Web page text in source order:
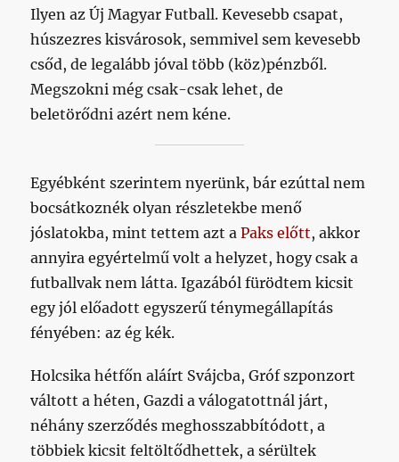
Ilyen az Új Magyar Futball. Kevesebb csapat,
húszezres kisvárosok, semmivel sem kevesebb
csőd, de legalább jóval több (köz)pénzből.
Megszokni még csak-csak lehet, de
beletörődni azért nem kéne.
Egyébként szerintem nyerünk, bár ezúttal nem
bocsátkoznék olyan részletekbe menő
jóslatokba, mint tettem azt aPaks előtt, akkor
annyira egyértelmű volt a helyzet, hogy csak a
futballvak nem látta. Igazából fürödtem kicsit
egy jól előadott egyszerű ténymegállapítás
fényében: az ég kék.
Holcsika hétfőn aláírt Svájcba, Gróf szponzort
váltott a héten, Gazdi a válogatottnál járt,
néhány szerződés meghosszabbítódott, a
többiek kicsit feltöltődhettek, a sérültek